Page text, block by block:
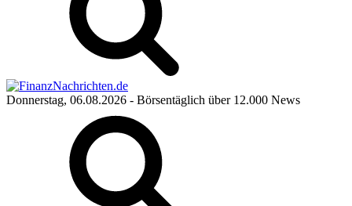
Donnerstag, 06.08.2026 - Börsentäglich über 12.000 News